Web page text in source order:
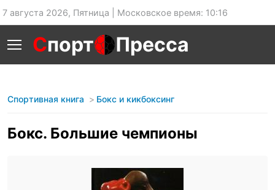
7 августа 2026, Пятница | Московское время: 10:16
Спорт Пресса
Спортивная книга Бокс и кикбоксинг
Бокс. Большие чемпионы